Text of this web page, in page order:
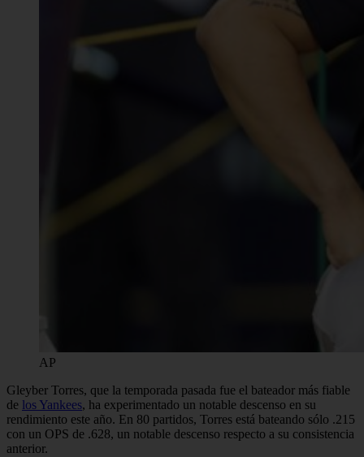
AP
Gleyber Torres, que la temporada pasada fue el bateador más fiable
de los Yankees, ha experimentado un notable descenso en su
rendimiento este año. En 80 partidos, Torres está bateando sólo .215
con un OPS de .628, un notable descenso respecto a su consistencia
anterior.